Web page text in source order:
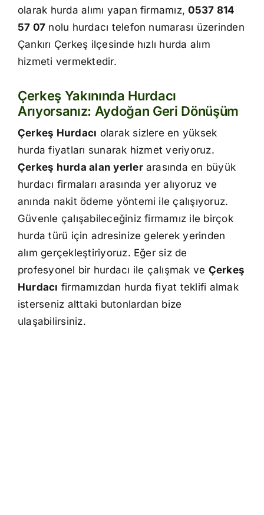
İletişim
olarak hurda alımı yapan firmamız,0537 814
57 07 nolu hurdacı telefon numarası üzerinden
Çankırı Çerkeş ilçesinde hızlı hurda alım
hizmeti vermektedir.
Çerkeş Yakınında Hurdacı
Arıyorsanız: Aydoğan Geri Dönüşüm
Çerkeş Hurdacı olarak sizlere en yüksek
hurda fiyatları sunarak hizmet veriyoruz.
Çerkeş hurda alan yerlerarasında en büyük
hurdacı firmaları arasında yer alıyoruz ve
anında nakit ödeme yöntemi ile çalışıyoruz.
Güvenle çalışabileceğiniz firmamız ile birçok
hurda türü için adresinize gelerek yerinden
alım gerçekleştiriyoruz. Eğer siz de
profesyonel bir hurdacı ile çalışmak ve Çerkeş
Hurdacı firmamızdan hurda fiyat teklifi almak
isterseniz alttaki butonlardan bize
ulaşabilirsiniz.